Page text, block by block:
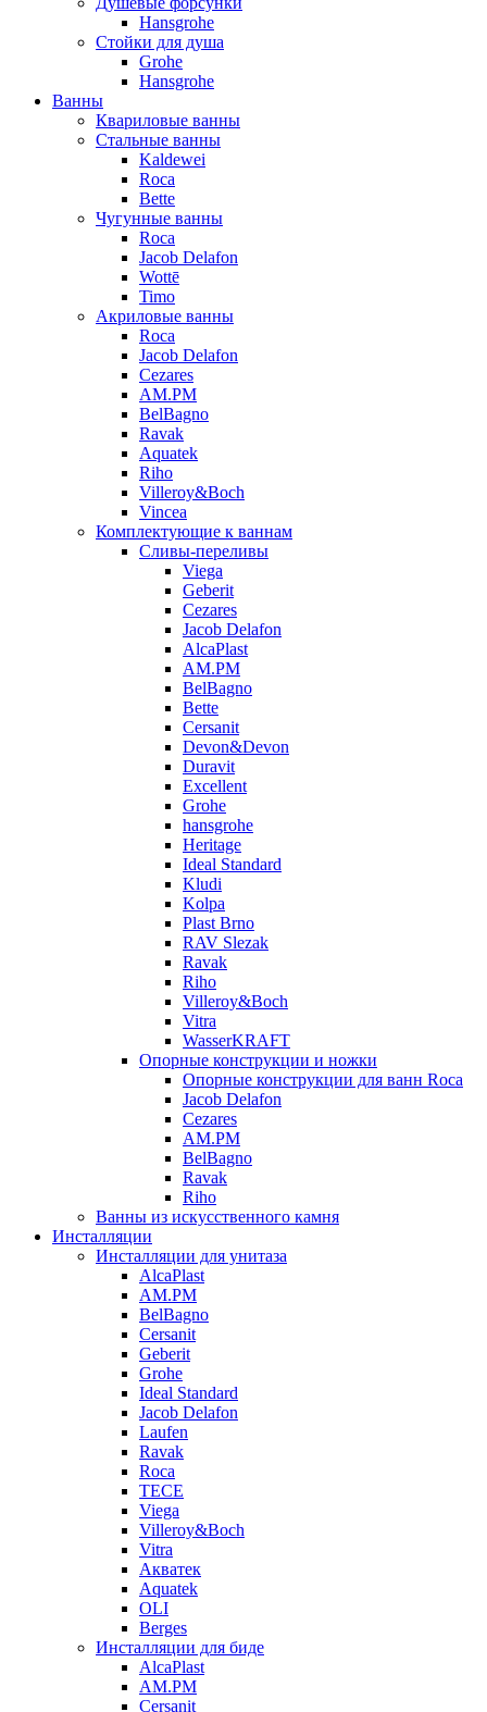
Hansgrohe
Стойки для душа
Grohe
Hansgrohe
Ванны
Квариловые ванны
Стальные ванны
Kaldewei
Roca
Bette
Чугунные ванны
Roca
Jacob Delafon
Wottē
Timo
Акриловые ванны
Roca
Jacob Delafon
Cezares
AM.PM
BelBagno
Ravak
Aquatek
Riho
Villeroy&Boch
Vincea
Комплектующие к ваннам
Сливы-переливы
Viega
Geberit
Cezares
Jacob Delafon
AlcaPlast
AM.PM
BelBagno
Bette
Cersanit
Devon&Devon
Duravit
Excellent
Grohe
hansgrohe
Heritage
Ideal Standard
Kludi
Kolpa
Plast Brno
RAV Slezak
Ravak
Riho
Villeroy&Boch
Vitra
WasserKRAFT
Опорные конструкции и ножки
Опорные конструкции для ванн Roca
Jacob Delafon
Cezares
AM.PM
BelBagno
Ravak
Riho
Ванны из искусственного камня
Инсталляции
Инсталляции для унитаза
AlcaPlast
AM.PM
BelBagno
Cersanit
Geberit
Grohe
Ideal Standard
Jacob Delafon
Laufen
Ravak
Roca
TECE
Viega
Villeroy&Boch
Vitra
Акватек
Aquatek
OLI
Berges
Инсталляции для биде
AlcaPlast
AM.PM
Cersanit